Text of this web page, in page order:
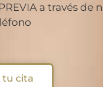
a través de
tu cita